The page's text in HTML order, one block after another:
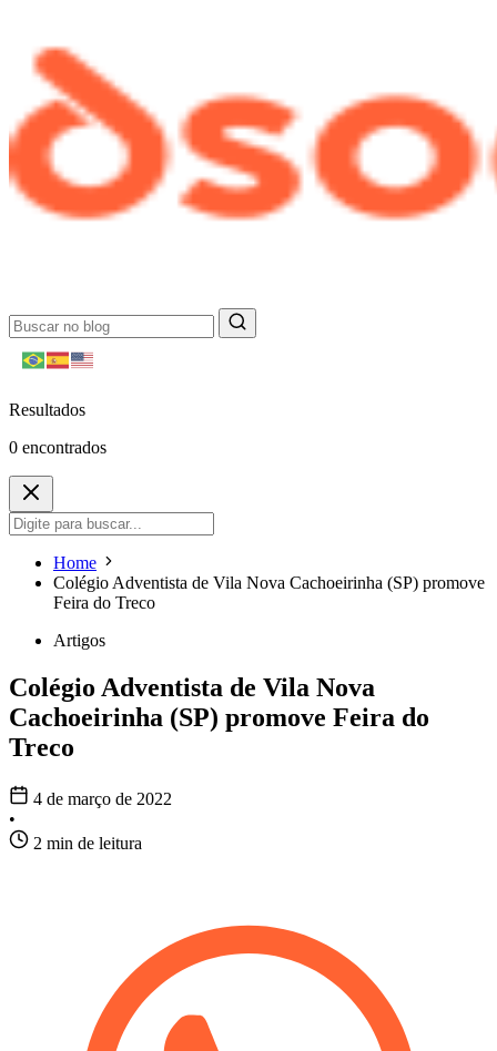
Resultados
0 encontrados
Home
Colégio Adventista de Vila Nova Cachoeirinha (SP) promove
Feira do Treco
Artigos
Colégio Adventista de Vila Nova
Cachoeirinha (SP) promove Feira do
Treco
4 de março de 2022
•
2 min de leitura